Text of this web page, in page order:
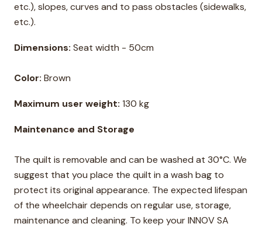
etc.), slopes, curves and to pass obstacles (sidewalks,
etc.).
Dimensions: Seat width - 50cm
Color: Brown
Maximum user weight: 130 kg
Maintenance and Storage
The quilt is removable and can be washed at 30°C. We
suggest that you place the quilt in a wash bag to
protect its original appearance. The expected lifespan
of the wheelchair depends on regular use, storage,
maintenance and cleaning. To keep your INNOV SA